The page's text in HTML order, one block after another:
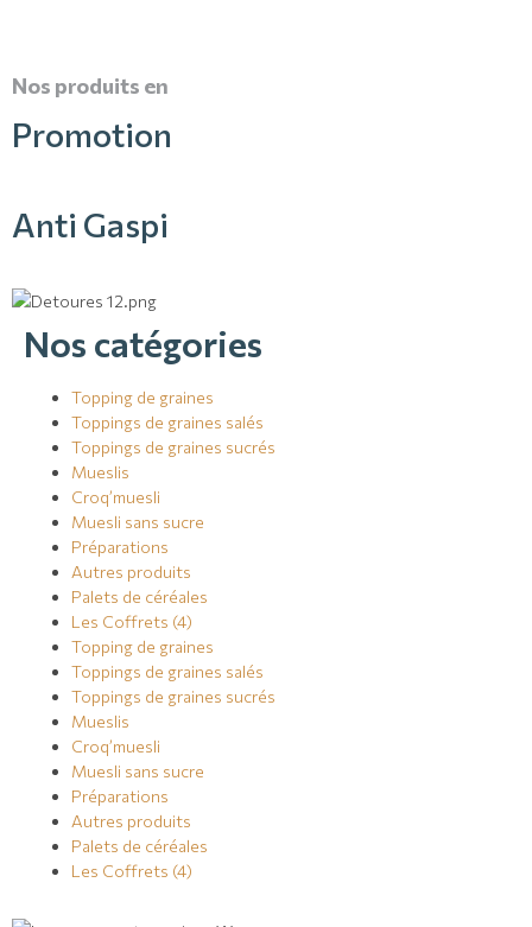
Nos produits en
Promotion
Anti Gaspi
Nos catégories
Topping de graines
Toppings de graines salés
Toppings de graines sucrés
Mueslis
Croq’muesli
Muesli sans sucre
Préparations
Autres produits
Palets de céréales
Les Coffrets (4)
Topping de graines
Toppings de graines salés
Toppings de graines sucrés
Mueslis
Croq’muesli
Muesli sans sucre
Préparations
Autres produits
Palets de céréales
Les Coffrets (4)